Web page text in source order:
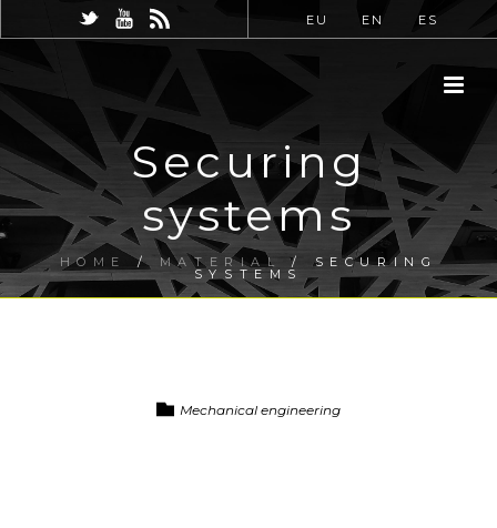
EU EN ES
Securing
systems
HOME / MATERIAL / SECURING
SYSTEMS
Mechanical engineering